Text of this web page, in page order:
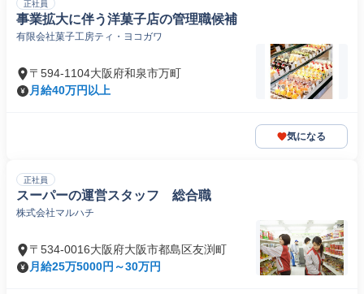
正社員
事業拡大に伴う洋菓子店の管理職候補
有限会社菓子工房ティ・ヨコガワ
〒594-1104大阪府和泉市万町
月給40万円以上
気になる
正社員
スーパーの運営スタッフ 総合職
株式会社マルハチ
〒534-0016大阪府大阪市都島区友渕町
月給25万5000円～30万円